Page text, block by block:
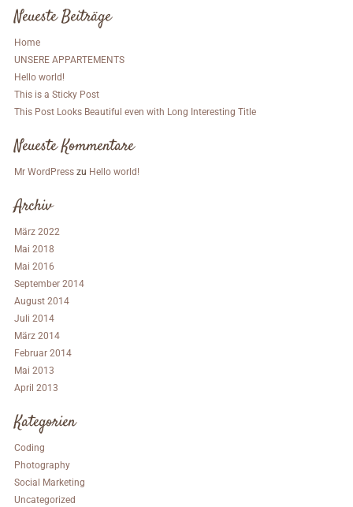
Neueste Beiträge
Home
UNSERE APPARTEMENTS
Hello world!
This is a Sticky Post
This Post Looks Beautiful even with Long Interesting Title
Neueste Kommentare
Mr WordPress zu Hello world!
Archiv
März 2022
Mai 2018
Mai 2016
September 2014
August 2014
Juli 2014
März 2014
Februar 2014
Mai 2013
April 2013
Kategorien
Coding
Photography
Social Marketing
Uncategorized